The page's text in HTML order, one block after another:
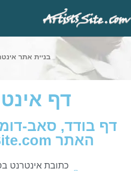
בניית אתר
דף
דף בודד, סאב-
האתר ArtistsSite.com
כתובת אינטרנט